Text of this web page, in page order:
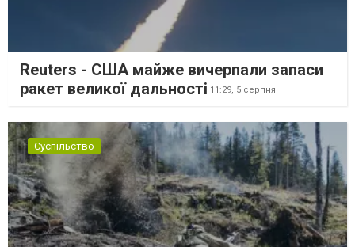
Reuters - США майже вичерпали запаси
ракет великої дальності 11:29, 5 серпня
Суспільство